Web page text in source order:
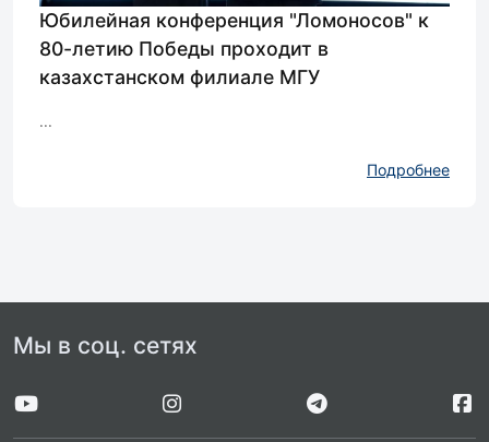
Юбилейная конференция "Ломоносов" к
80-летию Победы проходит в
казахстанском филиале МГУ
...
Подробнее
Мы в соц. сетях